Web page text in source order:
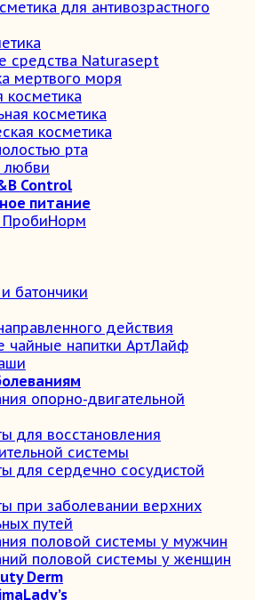
для антивозрастного
средства Naturasept
мертвого моря
косметика
косметика
косметика
рта
Control
питание
ПробиНорм
батончики
действия
чайные напитки АртЛайф
опорно-двигательной
для восстановления
системы
для сердечно сосудистой
при заболевании верхних
путей
половой системы у мужчин
половой системы у женщин
Derm